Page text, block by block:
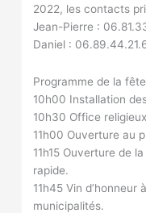
2022, les contacts
Jean-Pierre :
Daniel :
Programme de la
10h00 Installation
10h30 Office
11h00 Ouverture au
11h15 Ouverture de
rapide.
11h45 Vin
municipalités.